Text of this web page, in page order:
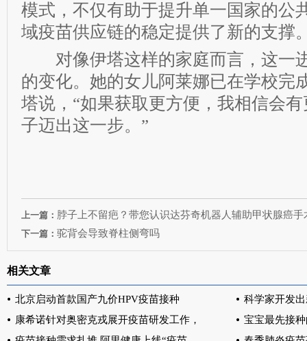
模式，不仅有助于提升单一国家的公
域疫苗供应链的稳定提供了新的支撑
对像伊塔这样的家庭而言，这一
的变化。她的女儿阿莱娜已在学校完
塔说，“如果获取更方便，我相信会
子迈出这一步。”
上一篇： 脖子上不留疤？带您认识达芬奇机器人辅助甲状腺癌手
下一篇： 驼背会导致脊柱侧弯吗
相关文章
北京启动首款国产九价HPV疫苗接种
科学家开发
康希诺针对奥密克戎展开疫苗研发工作，
宝宝最先接